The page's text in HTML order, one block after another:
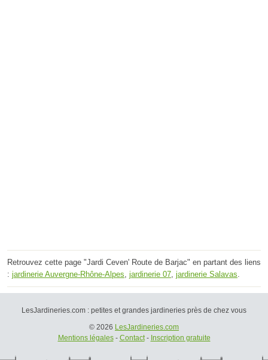
Retrouvez cette page "Jardi Ceven' Route de Barjac" en partant des liens
: jardinerie Auvergne-Rhône-Alpes jardinerie 07 jardinerie Salavas
LesJardineries.com : petites et grandes jardineries près de chez vous
© 2026 LesJardineries.com
Mentions légales- Contact- Inscription gratuite